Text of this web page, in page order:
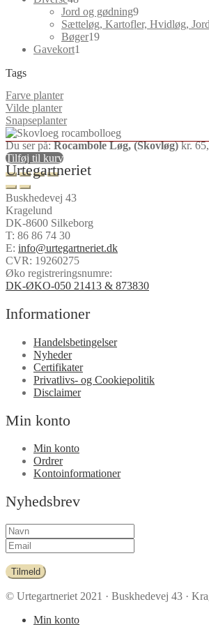
varer
Jord og gødning99
varer
Sætteløg, Kartofler, Hvidløg,
Bøger1919
Gavekort1
Tags
Farve planter
Vilde planter
Snapseplanter
Urtegartneriet
Buskhedevej 43
Kragelund
DK-8600 Silkeborg
T: 86 86 74 30
E: info@urtegartneriet.dk
CVR: 19260275
Øko registreringsnumre:
DK-ØKO-050 21413 & 873830
Informationer
Handelsbetingelser
Nyheder
Certifikater
Privatlivs- og Cookiepolitik
Disclaimer
Min konto
Min konto
Ordrer
Kontoinformationer
Nyhedsbrev
Tilmeld
© Urtegartneriet 2021 · Buskhedevej 43 ·
Min konto
Du ser på:Rocambole Løg, (Skovløg) kr.
Tilføj til kurv